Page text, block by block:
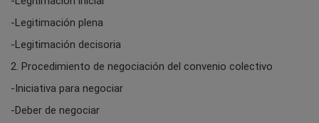
-Legitimación plena
-Legitimación decisoria
2. Procedimiento de negociación del convenio colectivo
-Iniciativa para negociar
-Deber de negociar